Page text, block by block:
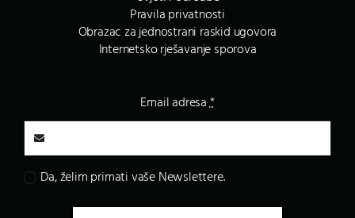
Pravila privatnosti
Obrazac za jednostrani raskid ugovora
Internetsko rješavanje sporova
Email adresa*
Da, želim primati vaše Newslettere.